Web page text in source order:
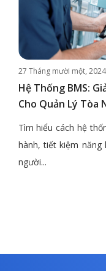
27 Tháng mười một, 2024
Hệ Thống BMS:
Cho Quản Lý Tòa
Tìm hiểu cách hệ
hành, tiết kiệm năng
người...